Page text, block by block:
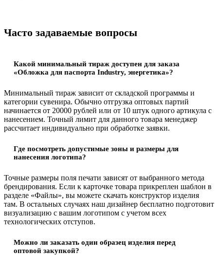
Часто задаваемые вопросы
Какой минимальный тираж доступен для заказа
«Обложка для паспорта Industry, энергетика»?
Минимальный тираж зависит от складской программы и
категории сувенира. Обычно отгрузка оптовых партий
начинается от 20000 рублей или от 10 штук одного артикула с
нанесением. Точный лимит для данного товара менеджер
рассчитает индивидуально при обработке заявки.
Где посмотреть допустимые зоны и размеры для
нанесения логотипа?
Точные размеры поля печати зависят от выбранного метода
брендирования. Если к карточке товара прикреплен шаблон в
разделе «Файлы», вы можете скачать конструктор изделия
там. В остальных случаях наш дизайнер бесплатно подготовит
визуализацию с вашим логотипом с учетом всех
технологических отступов.
Можно ли заказать один образец изделия перед
оптовой закупкой?